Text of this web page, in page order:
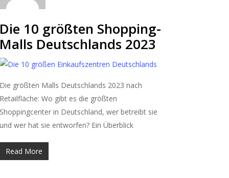
Die 10 größten Shopping-
Malls Deutschlands 2023
Die größten Malls Deutschlands 2023 nach
Retailfläche: Wo gibt es die größten
Shoppingcenter in Deutschland, wer betreibt sie
und wer hat sie entworfen? Ein Überblick
Read More